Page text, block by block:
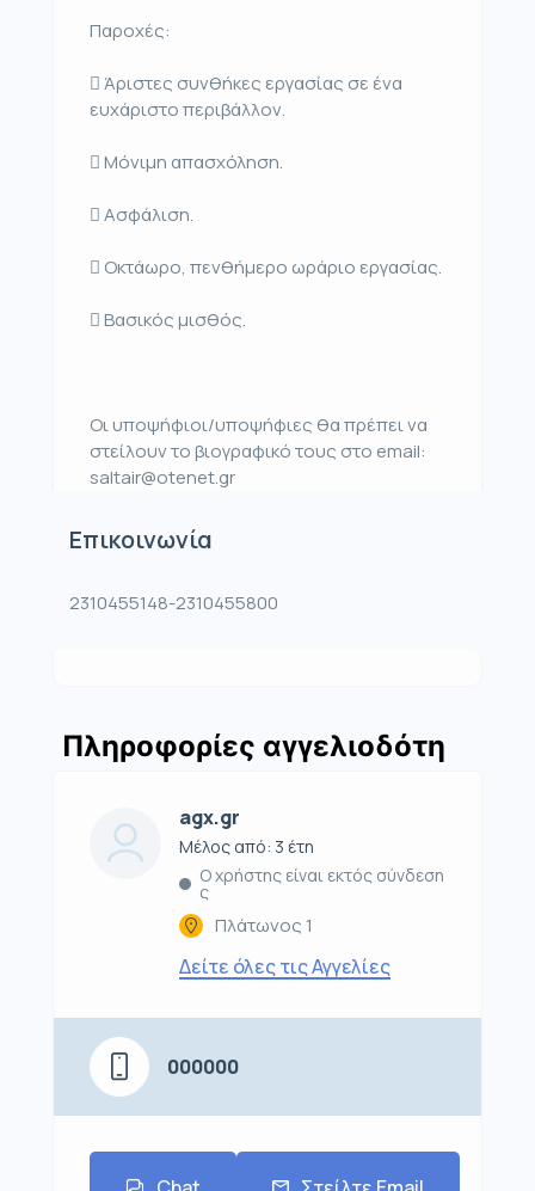
Παροχές:
 Άριστες συνθήκες εργασίας σε ένα
ευχάριστο περιβάλλον.
 Μόνιμη απασχόληση.
 Ασφάλιση.
 Οκτάωρο, πενθήμερο ωράριο εργασίας.
 Βασικός μισθός.
Οι υποψήφιοι/υποψήφιες θα πρέπει να
στείλουν το βιογραφικό τους στο email:
saltair@otenet.gr
Επικοινωνία
2310455148-2310455800
Πληροφορίες αγγελιοδότη
agx.gr
Μέλος από: 3 έτη
Ο χρήστης είναι εκτός σύνδεση
ς
Πλάτωνος 1
Δείτε όλες τις Αγγελίες
000000